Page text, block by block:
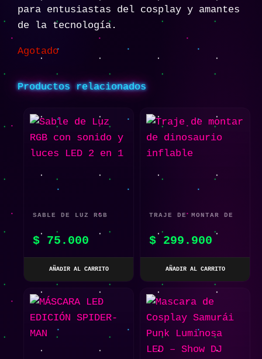
para entusiastas del cosplay y amantes
de la tecnología.
Agotado
Productos relacionados
SABLE DE LUZ RGB
CON SONIDO Y LUCES
LED 2 EN 1
$ 75.000
AÑADIR AL CARRITO
TRAJE DE MONTAR DE
DINOSAURIO INFLABLE
$ 299.900
AÑADIR AL CARRITO